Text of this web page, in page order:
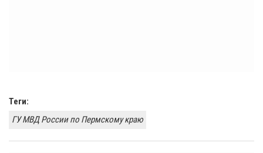
Теги:
ГУ МВД России по Пермскому краю